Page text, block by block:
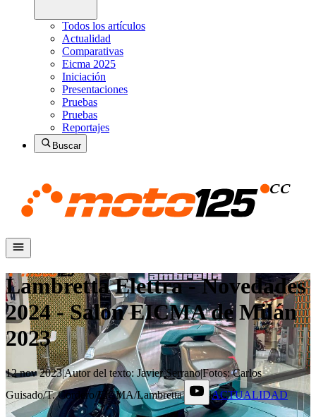
Todos los artículos
Actualidad
Comparativas
Eicma 2025
Iniciación
Presentaciones
Pruebas
Pruebas
Reportajes
Buscar
Lambretta Elettra - Novedades
2024 - Salón EICMA de Milán
2023
12 nov 2023|Autor del texto: Javier Serrano|Fotos: Carlos
Guisado/T. Cordero/EICMA/Lambretta| |ACTUALIDAD